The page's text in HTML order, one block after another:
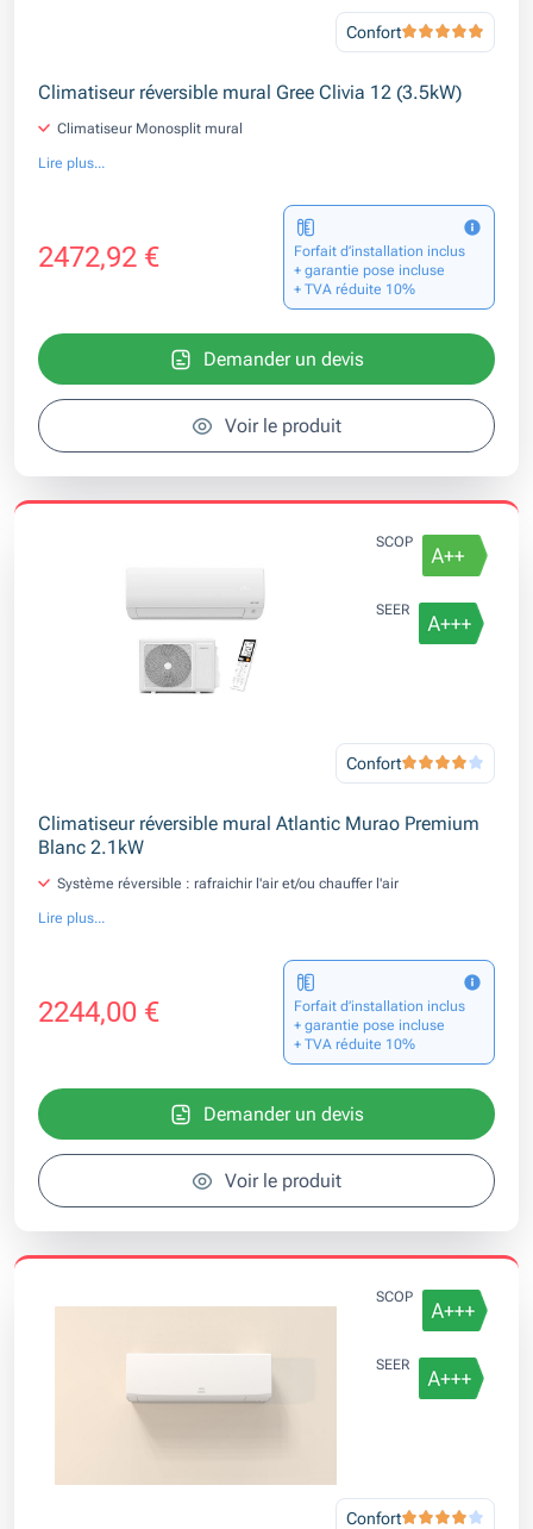
Confort
Climatiseur réversible mural Gree Clivia 12 (3.5kW)
Climatiseur Monosplit mural
Lire plus...
2472,92 €
Forfait d’installation inclus
+ garantie pose incluse
+ TVA réduite 10%
Demander un devis
Voir le produit
SCOP
SEER
Confort
Climatiseur réversible mural Atlantic Murao Premium
Blanc 2.1kW
Système réversible : rafraichir l'air et/ou chauffer l'air
Lire plus...
2244,00 €
Forfait d’installation inclus
+ garantie pose incluse
+ TVA réduite 10%
Demander un devis
Voir le produit
SCOP
SEER
Confort